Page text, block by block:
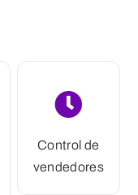
Control de
vendedores